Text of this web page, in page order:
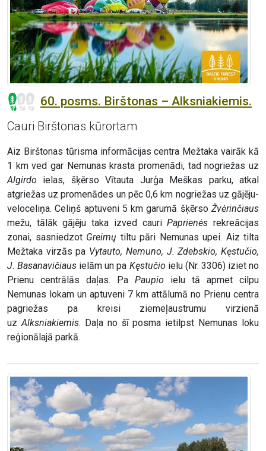
60. posms. Birštonas – Alksniakiemis.
Cauri Birštonas kūrortam
Aiz Birštonas tūrisma informācijas centra Mežtaka vairāk kā
1 km ved gar Nemunas krasta promenādi, tad nogriežas uz
Algirdo ielas, šķērso Vītauta Jurģa Meškas parku, atkal
atgriežas uz promenādes un pēc 0,6 km nogriežas uz gājēju-
veloceliņa. Celiņš aptuveni 5 km garumā šķērso Žvėrinčiaus
mežu, tālāk gājēju taka izved cauriPaprienėsrekreācijas
zonai, sasniedzot Greimų tiltu pāri Nemunas upei. Aiz tilta
Mežtaka virzās pa Vytauto, Nemuno, J. Zdebskio, Kęstučio,
J. Basanavičiaus ielām un pa Kęstučio ielu (Nr. 3306) iziet no
Prienu centrālās daļas. Pa Paupio ielu tā apmet cilpu
Nemunas lokam un aptuveni 7 km attālumā no Prienu centra
pagriežas pa kreisi ziemeļaustrumu virzienā
uzAlksniakiemis. Daļa no šī posma ietilpst Nemunas loku
reģionālajā parkā.